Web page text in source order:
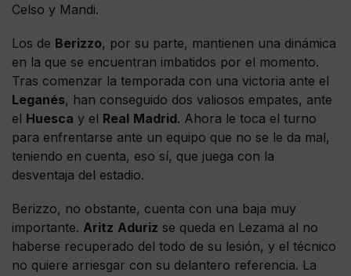
Celso y Mandi.
Los de Berizzo, por su parte, mantienen una dinámica
en la que se encuentran imbatidos por el momento.
Tras comenzar la temporada con una victoria ante el
Leganés, han conseguido dos valiosos empates, ante
el Huesca y el Real Madrid. Ahora le toca el turno
para enfrentarse ante un equipo que no se le da mal,
teniendo en cuenta, eso sí, que juega con la
desventaja del estadio.
Berizzo, no obstante, cuenta con una baja muy
importante. Aritz Aduriz se queda en Lezama al no
haberse recuperado del todo de su lesión, y el técnico
no quiere arriesgar con su delantero referencia. La